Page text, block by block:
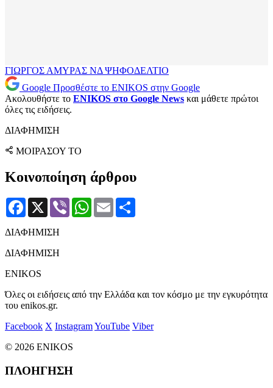
ΓΙΩΡΓΟΣ ΑΜΥΡΑΣ ΝΔΨΗΦΟΔΕΛΤΙΟ
Google Προσθέστε το ENIKOS στην Google
Ακολουθήστε το ENIKOS στο Google News και μάθετε πρώτοι
όλες τις ειδήσεις.
ΔΙΑΦΗΜΙΣΗ
ΜΟΙΡΑΣΟΥ ΤΟ
Κοινοποίηση άρθρου
Facebook
X Viber WhatsApp
Email
ΔΙΑΦΗΜΙΣΗ
ΔΙΑΦΗΜΙΣΗ
ENIKOS
Όλες οι ειδήσεις από την Ελλάδα και τον κόσμο με την εγκυρότητα
του enikos.gr.
Facebook X InstagramYouTube Viber
© 2026 ENIKOS
ΠΛΟΗΓΗΣΗ